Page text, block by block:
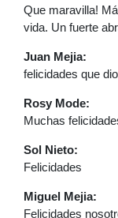
Que maravilla!
vida. Un fuerte
Juan Mejia:
felicidades que
Rosy Mode:
Muchas
Sol Nieto:
Felicidades
Miguel Mejia:
Felicidades